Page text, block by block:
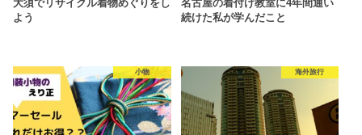
大須でリサイクル着物めぐりをし
よう
名古屋の着付け教室に4年間通い
続けた私が学んだこと
小物 海外旅行